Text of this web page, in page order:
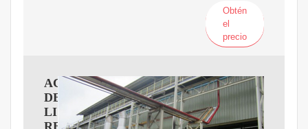
Obtén
el
precio
ACEITE
DE
LINAZA